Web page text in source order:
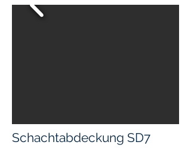
Schachtabdeckung SD7